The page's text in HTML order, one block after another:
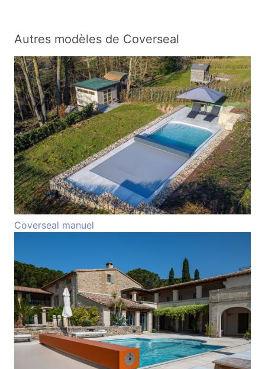
Autres modèles de Coverseal
Coverseal manuel